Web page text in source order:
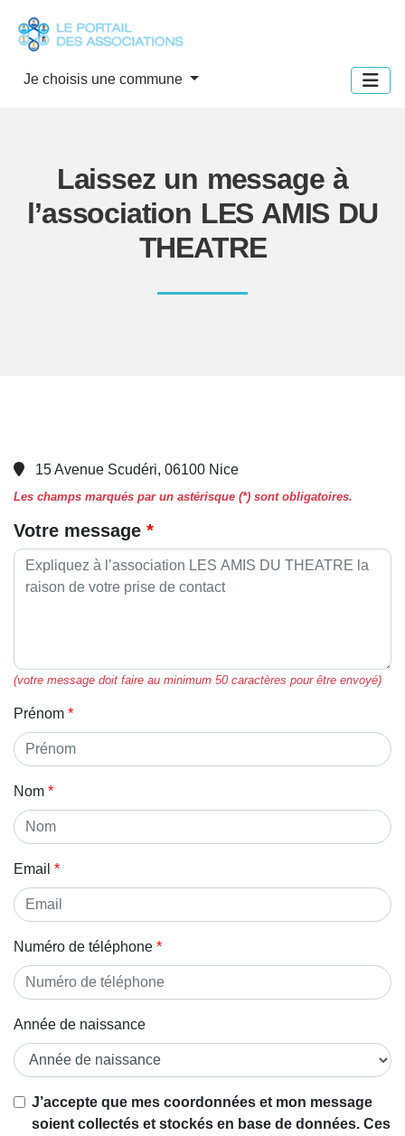
Je choisis une commune
Laissez un message à
l’association LES AMIS DU
THEATRE
15 Avenue Scudéri, 06100 Nice
Les champs marqués par un astérisque (*) sont obligatoires.
Votre message
(votre message doit faire au minimum 50 caractères pour être envoyé)
Prénom
Nom
Email
Numéro de téléphone
Année de naissance
Si vous
êtes un
J’accepte que mes coordonnées et mon message
soient collectés et stockés en base de données. Ces